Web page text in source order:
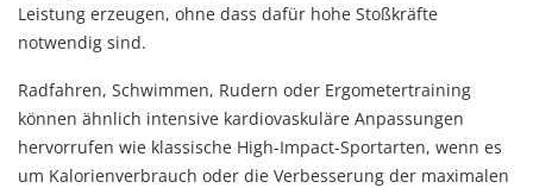
Leistung erzeugen, ohne dass dafür hohe Stoßkräfte
notwendig sind.
Radfahren, Schwimmen, Rudern oder Ergometertraining
können ähnlich intensive kardiovaskuläre Anpassungen
hervorrufen wie klassische High-Impact-Sportarten, wenn es
um Kalorienverbrauch oder die Verbesserung der maximalen